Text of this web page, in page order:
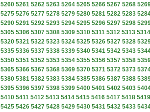
5260 5261 5262 5263 5264 5265 5266 5267 5268
5275 5276 5277 5278 5279 5280 5281 5282 5283
5290 5291 5292 5293 5294 5295 5296 5297 5298
5305 5306 5307 5308 5309 5310 5311 5312 5313 5314
5320 5321 5322 5323 5324 5325 5326 5327 5328
5335 5336 5337 5338 5339 5340 5341 5342 5343
5350 5351 5352 5353 5354 5355 5356 5357 5358
5365 5366 5367 5368 5369 5370 5371 5372 5373
5380 5381 5382 5383 5384 5385 5386 5387 5388
5395 5396 5397 5398 5399 5400 5401 5402 5403
5410 5411 5412 5413 5414 5415 5416 5417 5418 5419
5425 5426 5427 5428 5429 5430 5431 5432 5433